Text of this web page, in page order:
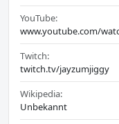
YouTube:
www.youtube.com/
Twitch:
twitch.tv/jayzumjiggy
Wikipedia:
Unbekannt